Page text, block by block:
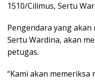
1510/Cilimus, Sertu
Pengendara yang
Sertu Wardina, akan
petugas.
“Kami akan memeriksa